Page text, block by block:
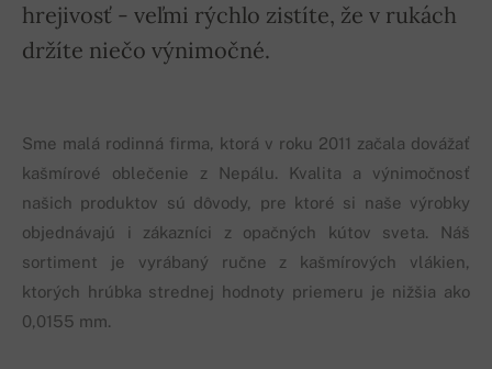
hrejivosť - veľmi rýchlo zistíte, že v rukách
držíte niečo výnimočné.
Sme malá rodinná firma, ktorá v roku 2011 začala dovážať
kašmírové oblečenie z Nepálu. Kvalita a výnimočnosť
našich produktov sú dôvody, pre ktoré si naše výrobky
objednávajú i zákazníci z opačných kútov sveta. Náš
sortiment je vyrábaný ručne z kašmírových vlákien,
ktorých hrúbka strednej hodnoty priemeru je nižšia ako
0,0155 mm.